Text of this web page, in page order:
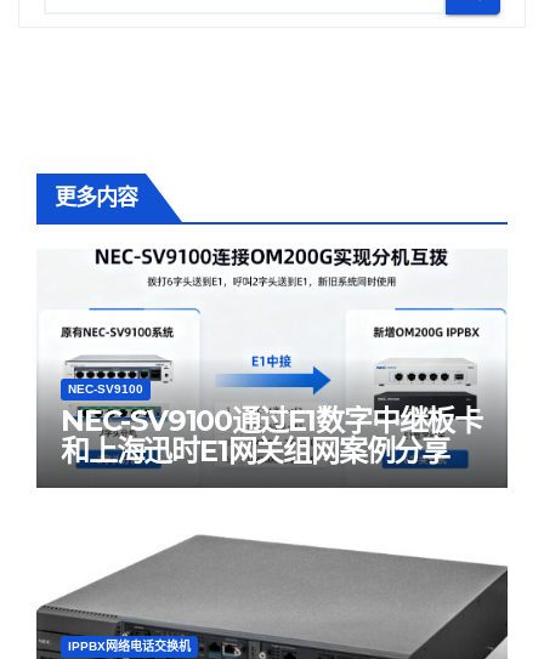
更多内容
NEC-SV9100
NEC-SV9100通过E1数字中继板卡
和上海迅时E1网关组网案例分享
IPPBX网络电话交换机